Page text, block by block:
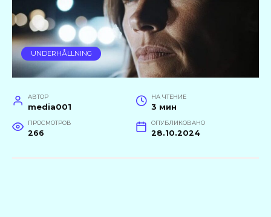
UNDERHÅLLNING
АВТОР
media001
НА ЧТЕНИЕ
3 мин
ПРОСМОТРОВ
266
ОПУБЛИКОВАНО
28.10.2024